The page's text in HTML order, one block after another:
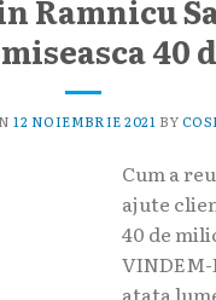
Ramnicu
40
12 NOIEMBRIE 2021 BY
Cum a
ajute
40 de
atata